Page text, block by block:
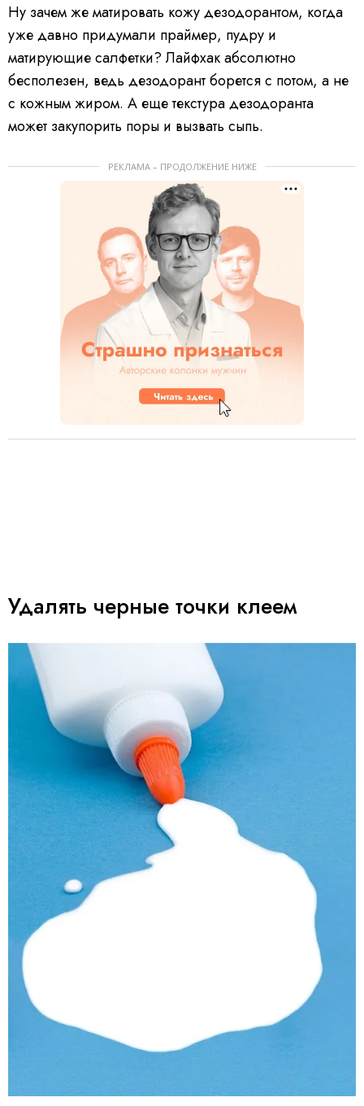
Ну зачем же матировать кожу дезодорантом, когда
уже давно придумали праймер, пудру и
матирующие салфетки? Лайфхак абсолютно
бесполезен, ведь дезодорант борется с потом, а не
с кожным жиром. А еще текстура дезодоранта
может закупорить поры и вызвать сыпь.
РЕКЛАМА – ПРОДОЛЖЕНИЕ НИЖЕ
Удалять черные точки клеем